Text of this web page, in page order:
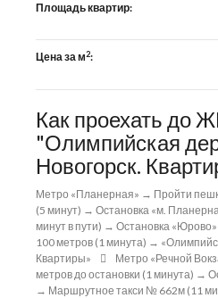
Площадь квартир:
Цена за м2:
Как проехать до
"Олимпийская
Новогорск.
Метро «Планерная» → Пройти
(5 минут) → Остановка «м.
минут в пути) → Остановка
100 метров (1 минута) →
Квартиры»
Метро «Речной
метров до остановки (1 минута) →
→ Маршрутное такси № 662м (11